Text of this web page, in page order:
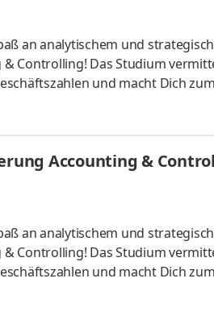
an analytischem und
Controlling! Das Studium
und macht Dich
starten – direkt am
Unternehmen in Deiner Nähe.
absolvierst ein staatlich
Study Guides und
Accounting &
an analytischem und
Controlling! Das Studium
und macht Dich
starten – direkt am
Unternehmen in Deiner Nähe.